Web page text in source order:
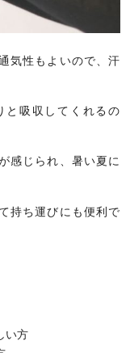
気性もよいので、汗
と吸収してくれるの
感じられ、暑い夏に
持ち運びにも便利で
い方